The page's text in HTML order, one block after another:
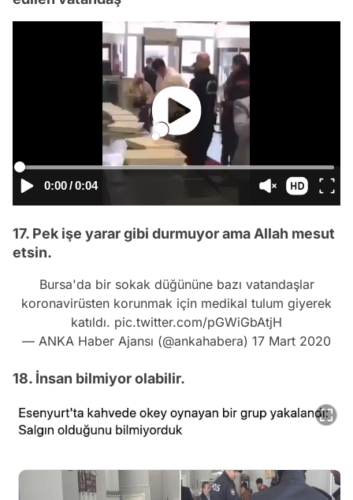
0:00/0:04
17. Pek işe yarar gibi durmuyor ama Allah mesut
etsin.
Bursa'da bir sokak düğününe bazı vatandaşlar
koronavirüsten korunmak için medikal tulum giyerek
katıldı. pic.twitter.com/pGWiGbAtjH
— ANKA Haber Ajansı (@ankahabera) 17 Mart 2020
18. İnsan bilmiyor olabilir.